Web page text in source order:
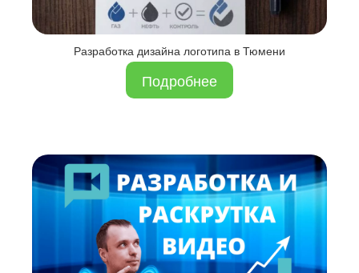
Разработка дизайна логотипа в Тюмени
Подробнее